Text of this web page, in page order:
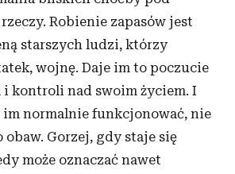
Robienie zapasów jest
starszych ludzi, którzy
wojnę. Daje im to poczucie
i kontroli nad swoim życiem. I
normalnie funkcjonować, nie
obaw. Gorzej, gdy staje się
może oznaczać nawet